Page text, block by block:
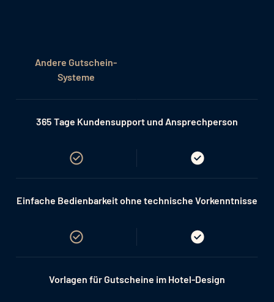
Andere Gutschein-
Systeme
365 Tage Kundensupport und Ansprechperson
Einfache Bedienbarkeit ohne technische Vorkenntnisse
Vorlagen für Gutscheine im Hotel-Design